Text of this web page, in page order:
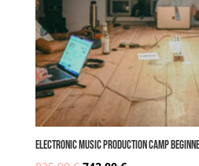
Electronic MUSIC PRODUCTION CAMP